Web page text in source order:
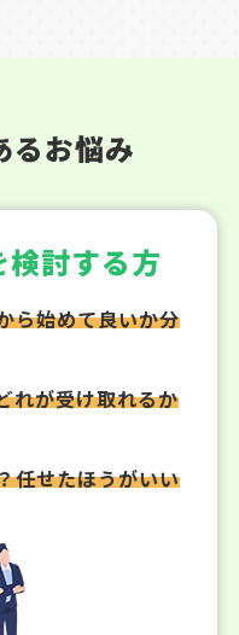
るお悩み
討する方
ら始めて良いか分
れが受け取れるか
任せたほうがいい